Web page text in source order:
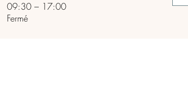
09:30 – 17:00
Fermé